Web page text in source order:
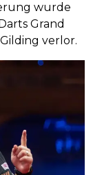
wurde
Grand
verlor.